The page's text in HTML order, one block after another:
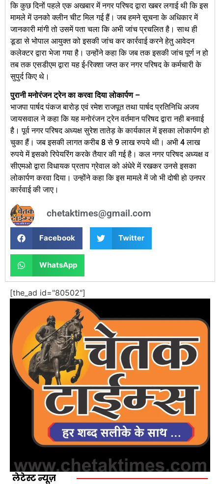
कि कुछ दिनों पहले एक अखबार में नगर परिषद द्वारा खबर लगाई थी कि इस
मामले में उनको क्लीन चीट मिल गई हैं। जब हमने सूचना के अधिकार में
जानकारी मांगी तो उसमें पता चला कि अभी जांच प्रचलित है। साथ ही
डूडा से भोपाल आयुक्त को इसकी जांच कर कार्रवाई करने हेतु आवेदन
कलेक्टर द्वारा भेजा गया है। उन्होंने कहा कि जब तक इसकी जांच पूर्ण न हो
तब तक एसडीएम द्वारा यह ई-रिक्शा जप्त कर नगर परिषद के कर्मचारी के
सुपुर्द किए थे।
पुरानी मनोरंजन ट्रेन का करवा दिया लोकार्पण –
भाजपा पार्षद पंकज बारोड़ एवं रमेश राजपूत तथा पार्षद प्रतिनिधि अजय
जायसवाल ने कहा कि यह मनोरंजन ट्रेन वर्तमान परिषद द्वारा नही बनवाई
है। पूर्व नगर परिषद अध्यक्ष सुरेश तातेड़ के कार्यकाल में इसका लोकार्पण हो
चुका हैं। जब इसकी लागत करीब 8 से 9 लाख रुपये थी। अभी 4 लाख
रुपये में इसको रिपेयरिंग करके तैयार की गई है। कल नगर परिषद अध्यक्ष व
सीएमओ द्वारा विधायक प्रताप ग्रेवाल को अंधेरे में रखकर उनसे इसका
लोकार्पण करवा दिया। उन्होंने कहा कि इस मामले में जो भी दोषी हो उनपर
कार्रवाई की जाए।
chetaktimes@gmail.com
Facebook Twitter
WhatsApp
[the_ad id="80502"]
लेटेस्ट न्यूज़